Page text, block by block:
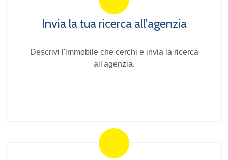
Invia la tua ricerca all'agenzia
Descrivi l'immobile che cerchi e invia la ricerca
all'agenzia.